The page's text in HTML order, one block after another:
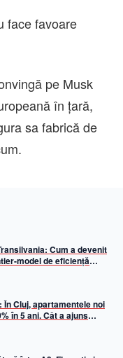
face favoare
pe Musk
în ţară,
sa fabrică de
Cum a devenit
model de eficiență
Cluj, apartamentele noi
în 5 ani. Cât a ajuns